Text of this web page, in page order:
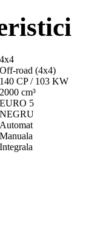
4x4
Off-road (4x4)
140 CP / 103 KW
2000 cm³
EURO 5
NEGRU
Automat
Manuala
Integrala